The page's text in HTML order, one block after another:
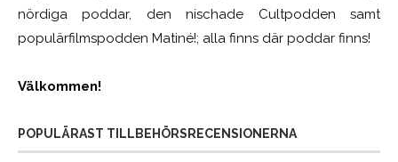
nördiga poddar, den nischade Cultpodden samt
populärfilmspodden Matiné!; alla finns där poddar finns!
Välkommen!
POPULÄRAST TILLBEHÖRSRECENSIONERNA